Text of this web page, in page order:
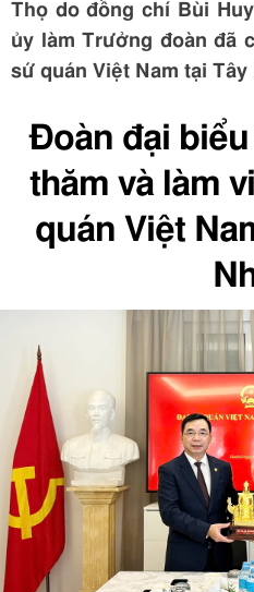
Thọ do đồng chí Bùi
ủy làm Trưởng đoàn đã
sứ quán Việt Nam tại Tây
Đoàn đại
thăm và làm
quán Việt